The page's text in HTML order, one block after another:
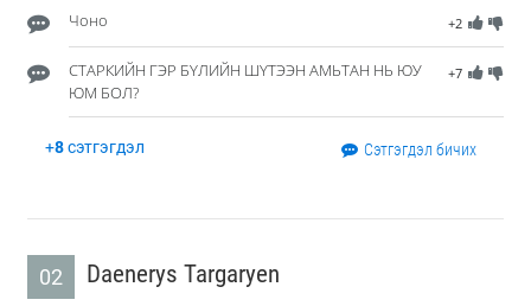
+2
Чоно
+7
СТАРКИЙН ГЭР БҮЛИЙН ШҮТЭЭН АМЬТАН НЬ ЮУ
ЮМ БОЛ?
+8сэтгэгдэл Сэтгэгдэл бичих
02 Daenerys Targaryen